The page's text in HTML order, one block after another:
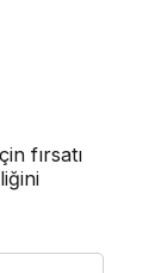
fırsatı